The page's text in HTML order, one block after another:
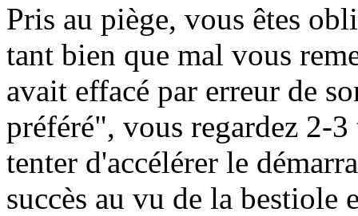
Pris au piège, vous êtes
tant bien que mal vous
avait effacé par erreur de
préféré", vous regardez 2-
tenter d'accélérer le
succès au vu de la bestiole